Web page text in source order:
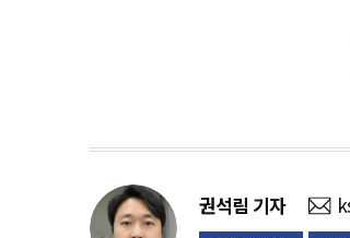
권석림 기자